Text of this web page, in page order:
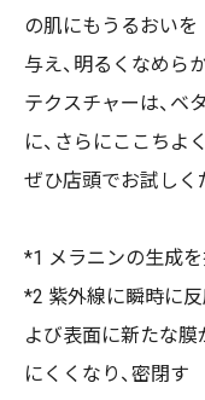
の肌にもうるおいを
与え、明るくなめら
テクスチャーは、ベ
に、さらにここちよく
ぜひ店頭でお試しく
*1 メラニンの⽣成を
*2 紫外線に瞬時に
よび表⾯に新たな
にくくなり、密閉す